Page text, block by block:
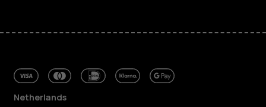
Netherlands